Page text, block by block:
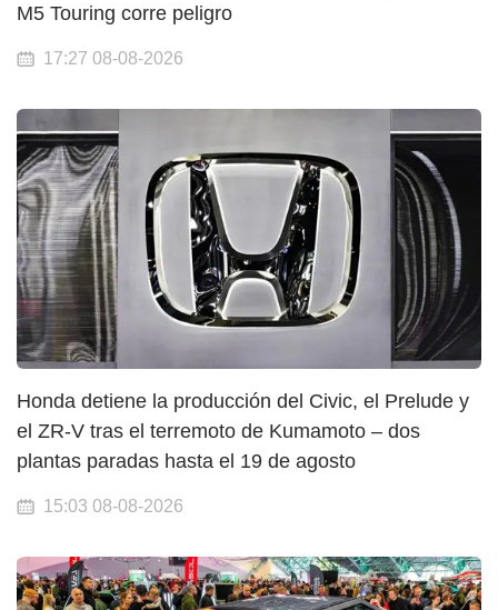
M5 Touring corre peligro
17:27 08-08-2026
Honda detiene la producción del Civic, el Prelude y
el ZR-V tras el terremoto de Kumamoto – dos
plantas paradas hasta el 19 de agosto
15:03 08-08-2026